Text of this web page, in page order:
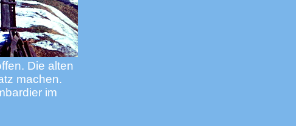
Die alten
machen.
im